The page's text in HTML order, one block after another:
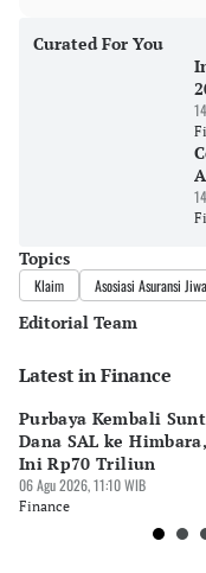
Curated For You
Topics
Klaim Asosiasi Asuransi
Editorial Team
Editor
Editor
Suheriadi .
Latest in Finance
Purbaya Kembali
Dana SAL ke
Ini Rp70 Triliun
06 Agu 2026, 11:10 WIB
Finance